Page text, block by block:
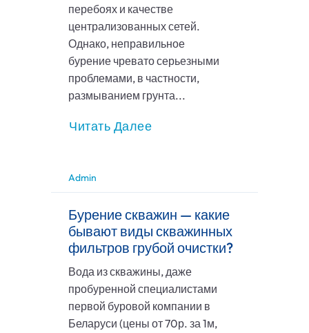
перебоях и качестве
централизованных сетей.
Однако, неправильное
бурение чревато серьезными
проблемами, в частности,
размыванием грунта...
Читать Далее
Admin
Бурение скважин — какие
бывают виды скважинных
фильтров грубой очистки?
Вода из скважины, даже
пробуренной специалистами
первой буровой компании в
Беларуси (цены от 70р. за 1м,